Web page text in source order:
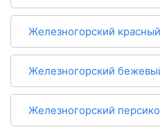
Железногорский красный
Железногорский
Железногорский